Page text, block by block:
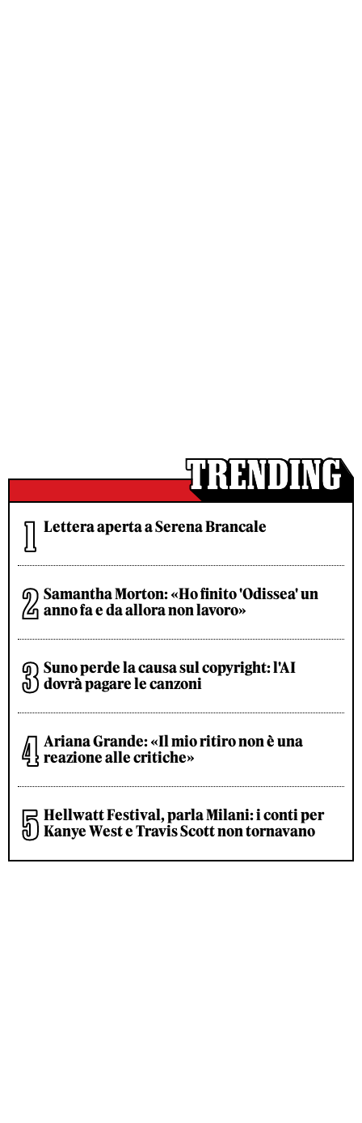
Lettera aperta a Serena Brancale
Samantha Morton: «Ho finito 'Odissea' un
anno fa e da allora non lavoro»
Suno perde la causa sul copyright: l'AI
dovrà pagare le canzoni
Ariana Grande: «Il mio ritiro non è una
reazione alle critiche»
Hellwatt Festival, parla Milani: i conti per
Kanye West e Travis Scott non tornavano